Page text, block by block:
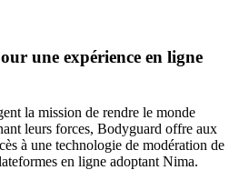
une expérience en ligne
la mission de rendre le monde
leurs forces, Bodyguard offre aux
à une technologie de modération de
en ligne adoptant Nima.